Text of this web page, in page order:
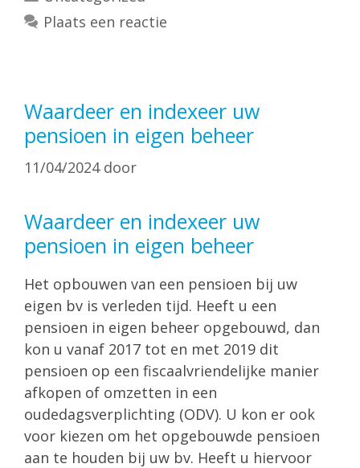
Plaats een reactie
Waardeer en indexeer uw
pensioen in eigen beheer
11/04/2024 door
Waardeer en indexeer uw
pensioen in eigen beheer
Het opbouwen van een pensioen bij uw
eigen bv is verleden tijd. Heeft u een
pensioen in eigen beheer opgebouwd, dan
kon u vanaf 2017 tot en met 2019 dit
pensioen op een fiscaalvriendelijke manier
afkopen of omzetten in een
oudedagsverplichting (ODV). U kon er ook
voor kiezen om het opgebouwde pensioen
aan te houden bij uw bv. Heeft u hiervoor